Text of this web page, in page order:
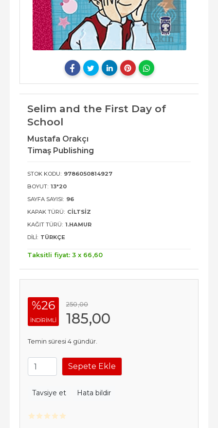
Selim and the First Day of
School
Mustafa Orakçı
Timaş Publishing
STOK KODU: 9786050814927
BOYUT: 13*20
SAYFA SAYISI: 96
KAPAK TÜRÜ: CILTSIZ
KAĞIT TÜRÜ: 1.HAMUR
DILI: TÜRKÇE
Taksitli fiyat: 3 x 66 ,60
%26
INDIRIMLI
250,00
185,00
Temin süresi 4 gündür.
Sepete Ekle
Tavsiye et Hata bildir